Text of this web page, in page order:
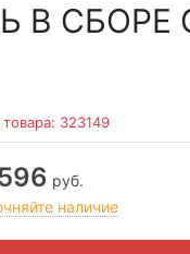
В СБОРЕ
323149
руб.
наличие